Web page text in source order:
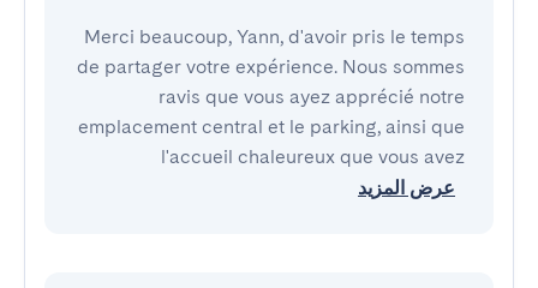
Merci beaucoup, Yann, d'avoir pris le temps
de partager votre expérience. Nous sommes
ravis que vous ayez apprécié notre
emplacement central et le parking, ainsi que
l'accueil chaleureux que vous avez
عرض المزيد